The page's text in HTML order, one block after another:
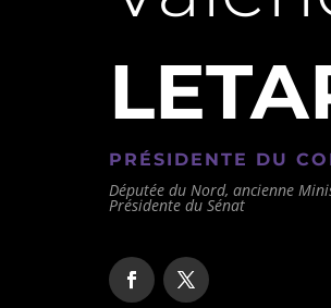
PRÉSIDENTE DU
Députée du Nord, ancienne
Présidente du Sénat